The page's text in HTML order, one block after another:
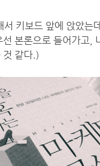
서 키보드 앞에 앉았는
본론으로 들어가고,
것 같다.)